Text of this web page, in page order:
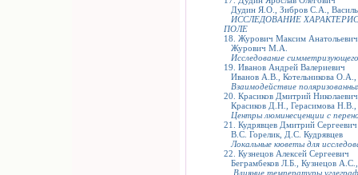
Дудин Я.О., Зибров С.А.,
ИССЛЕДОВАНИЕ
ПОЛЕ
18. Журович Максим Анатольевич
Журович М.А.
Исследование
19. Иванов Андрей Валериевич
Иванов А.В., Котельникова
Взаимодействие
20. Красиков Дмитрий Николаевич
Красиков Д.Н., Герасимова
Центры люминесценции с
21. Кудрявцев Дмитрий Сергеевич
В.С. Горелик, Д.С. Кудрявцев
Локальные кюветы для
22. Кузнецов Алексей Сергеевич
Беграмбеков Л.Б., Кузнецов
Влияние температуры